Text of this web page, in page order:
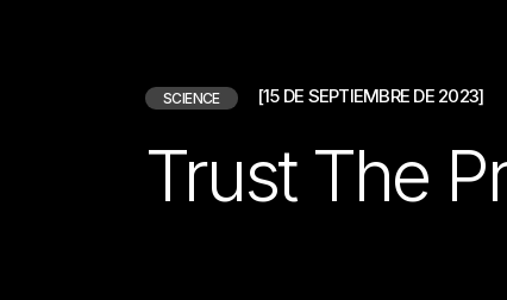
SCIENCE [15 DE SEPTIEMBRE DE 2023]
Trust The